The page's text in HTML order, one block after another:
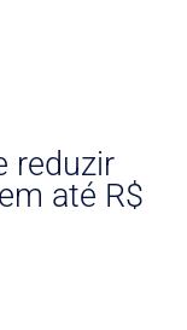
reduzir
até R$